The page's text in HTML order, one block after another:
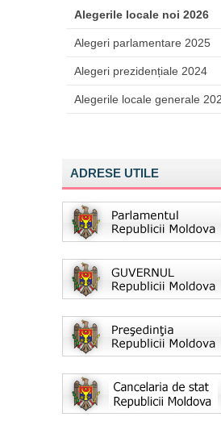
Alegerile locale noi 2026
Alegeri parlamentare 2025
Alegeri prezidențiale 2024
Alegerile locale generale
ADRESE UTILE